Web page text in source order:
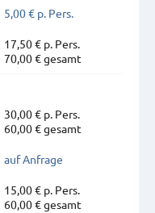
5,00 € p. Pers.
17,50 € p. Pers.
70,00 € gesamt
30,00 € p. Pers.
60,00 € gesamt
auf Anfrage
15,00 € p. Pers.
60,00 € gesamt